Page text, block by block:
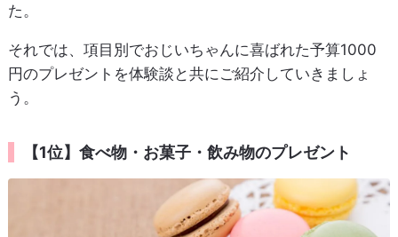
た。
それでは、項目別でおじいちゃんに喜ばれた予算1000
円のプレゼントを体験談と共にご紹介していきましょ
う。
【1位】食べ物・お菓子・飲み物のプレゼント